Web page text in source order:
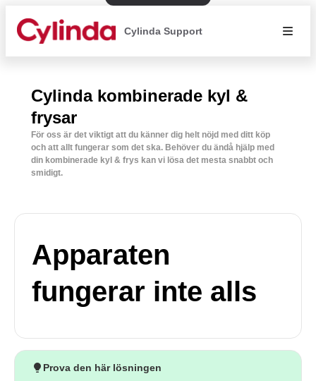
Cylinda Support
Cylinda kombinerade kyl &
frysar
För oss är det viktigt att du känner dig helt nöjd med ditt köp
och att allt fungerar som det ska. Behöver du ändå hjälp med
din kombinerade kyl & frys kan vi lösa det mesta snabbt och
smidigt.
Apparaten
fungerar inte alls
Prova den här lösningen